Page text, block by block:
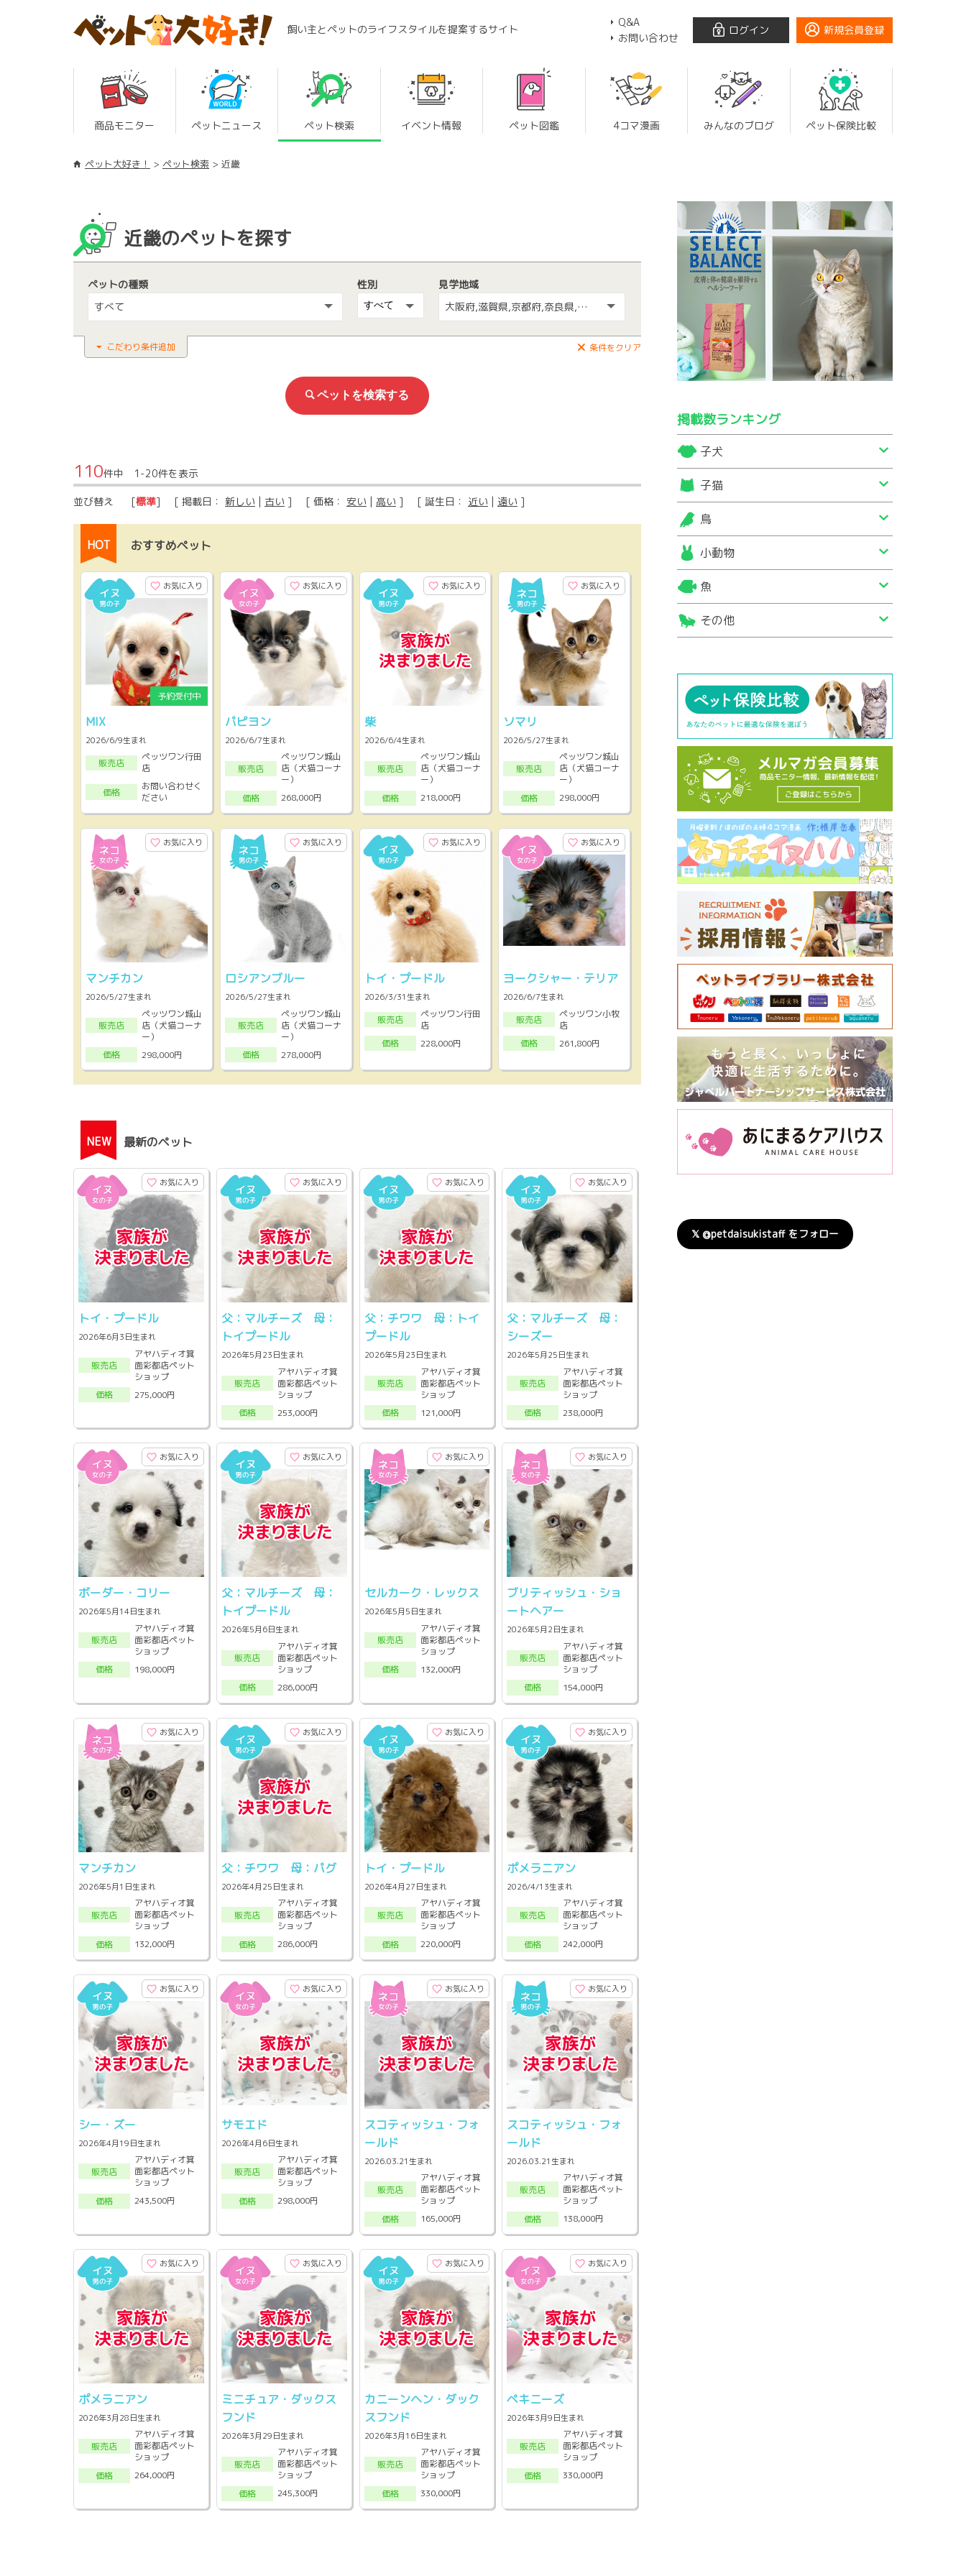
飼い主とペットのライフスタイルを提案するサイト
Q&A
お問い合わせ
ログイン 新規会員登録
商品モニター ペットニュース ペット検索 イベント情報 ペット図鑑 4コマ漫画 みんなのブログ ペット保険比較
ペット大好き！ ペット検索 近畿
近畿のペットを探す
ペットの種類
すべて
性別
見学地域
大阪府,滋賀県,京都府,奈良県,兵庫県,和歌山県
こだわり条件追加 条件をクリア
110件中 1-20件を表示
並び替え [標準] [ 掲載日： 新しい | 古い ] [ 価格： 安い | 高い ] [ 誕生日： 近い | 遠い ]
HOT おすすめペット
お気に入り
MIX
2026/6/9生まれ
販売店
ペッツワン行田
店
価格
お問い合わせく
ださい
お気に入り
パピヨン
2026/6/7生まれ
販売店
ペッツワン城山
店（犬猫コーナ
ー）
価格
268,000円
お気に入り
柴
2026/6/4生まれ
販売店
ペッツワン城山
店（犬猫コーナ
ー）
価格
218,000円
お気に入り
ソマリ
2026/5/27生まれ
販売店
ペッツワン城山
店（犬猫コーナ
ー）
価格
298,000円
お気に入り
マンチカン
2026/5/27生まれ
販売店
ペッツワン城山
店（犬猫コーナ
ー）
価格
298,000円
お気に入り
ロシアンブルー
2026/5/27生まれ
販売店
ペッツワン城山
店（犬猫コーナ
ー）
価格
278,000円
お気に入り
トイ・プードル
2026/3/31生まれ
販売店
ペッツワン行田
店
価格
228,000円
お気に入り
ヨークシャー・テリア
2026/6/7生まれ
販売店
ペッツワン小牧
店
価格
261,800円
NEW 最新のペット
お気に入り
トイ・プードル
2026年6月3日生まれ
販売店
アヤハディオ箕
面彩都店ペット
ショップ
価格
275,000円
お気に入り
父：マルチーズ 母：
トイプードル
2026年5月23日生まれ
販売店
アヤハディオ箕
面彩都店ペット
ショップ
価格
253,000円
お気に入り
父：チワワ 母：トイ
プードル
2026年5月23日生まれ
販売店
アヤハディオ箕
面彩都店ペット
ショップ
価格
121,000円
お気に入り
父：マルチーズ 母：
シーズー
2026年5月25日生まれ
販売店
アヤハディオ箕
面彩都店ペット
ショップ
価格
238,000円
お気に入り
ボーダー・コリー
2026年5月14日生まれ
販売店
アヤハディオ箕
面彩都店ペット
ショップ
価格
198,000円
お気に入り
父：マルチーズ 母：
トイプードル
2026年5月6日生まれ
販売店
アヤハディオ箕
面彩都店ペット
ショップ
価格
286,000円
お気に入り
セルカーク・レックス
2026年5月5日生まれ
販売店
アヤハディオ箕
面彩都店ペット
ショップ
価格
132,000円
お気に入り
ブリティッシュ・ショ
ートヘアー
2026年5月2日生まれ
販売店
アヤハディオ箕
面彩都店ペット
ショップ
価格
154,000円
お気に入り
マンチカン
2026年5月1日生まれ
販売店
アヤハディオ箕
面彩都店ペット
ショップ
価格
132,000円
お気に入り
父：チワワ 母：パグ
2026年4月25日生まれ
販売店
アヤハディオ箕
面彩都店ペット
ショップ
価格
286,000円
お気に入り
トイ・プードル
2026年4月27日生まれ
販売店
アヤハディオ箕
面彩都店ペット
ショップ
価格
220,000円
お気に入り
ポメラニアン
2026/4/13生まれ
販売店
アヤハディオ箕
面彩都店ペット
ショップ
価格
242,000円
お気に入り
シー・ズー
2026年4月19日生まれ
販売店
アヤハディオ箕
面彩都店ペット
ショップ
価格
243,500円
お気に入り
サモエド
2026年4月6日生まれ
販売店
アヤハディオ箕
面彩都店ペット
ショップ
価格
298,000円
お気に入り
スコティッシュ・フォ
ールド
2026.03.21生まれ
販売店
アヤハディオ箕
面彩都店ペット
ショップ
価格
165,000円
お気に入り
スコティッシュ・フォ
ールド
2026.03.21生まれ
販売店
アヤハディオ箕
面彩都店ペット
ショップ
価格
138,000円
お気に入り
ポメラニアン
2026年3月28日生まれ
販売店
アヤハディオ箕
面彩都店ペット
ショップ
価格
264,000円
お気に入り
ミニチュア・ダックス
フンド
2026年3月29日生まれ
販売店
アヤハディオ箕
面彩都店ペット
ショップ
価格
245,300円
お気に入り
カニーンヘン・ダック
スフンド
2026年3月16日生まれ
販売店
アヤハディオ箕
面彩都店ペット
ショップ
価格
330,000円
お気に入り
ペキニーズ
2026年3月9日生まれ
販売店
アヤハディオ箕
面彩都店ペット
ショップ
価格
330,000円
掲載数ランキング
子犬
子猫
鳥
小動物
魚
その他
𝕏 @petdaisukistaff をフォロー